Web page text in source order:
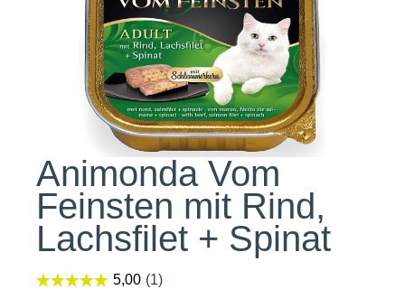
Animonda Vom
Feinsten mit Rind,
Lachsfilet + Spinat